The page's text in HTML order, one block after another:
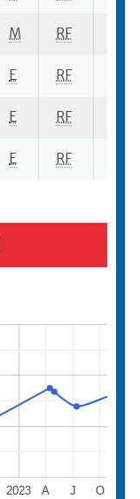
M RF
E RF
E RF
E RF
2023 A J O